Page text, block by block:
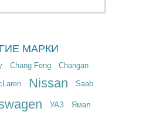
МАРКИ
Chang Feng Changan
Nissan Saab
УАЗ Ямал